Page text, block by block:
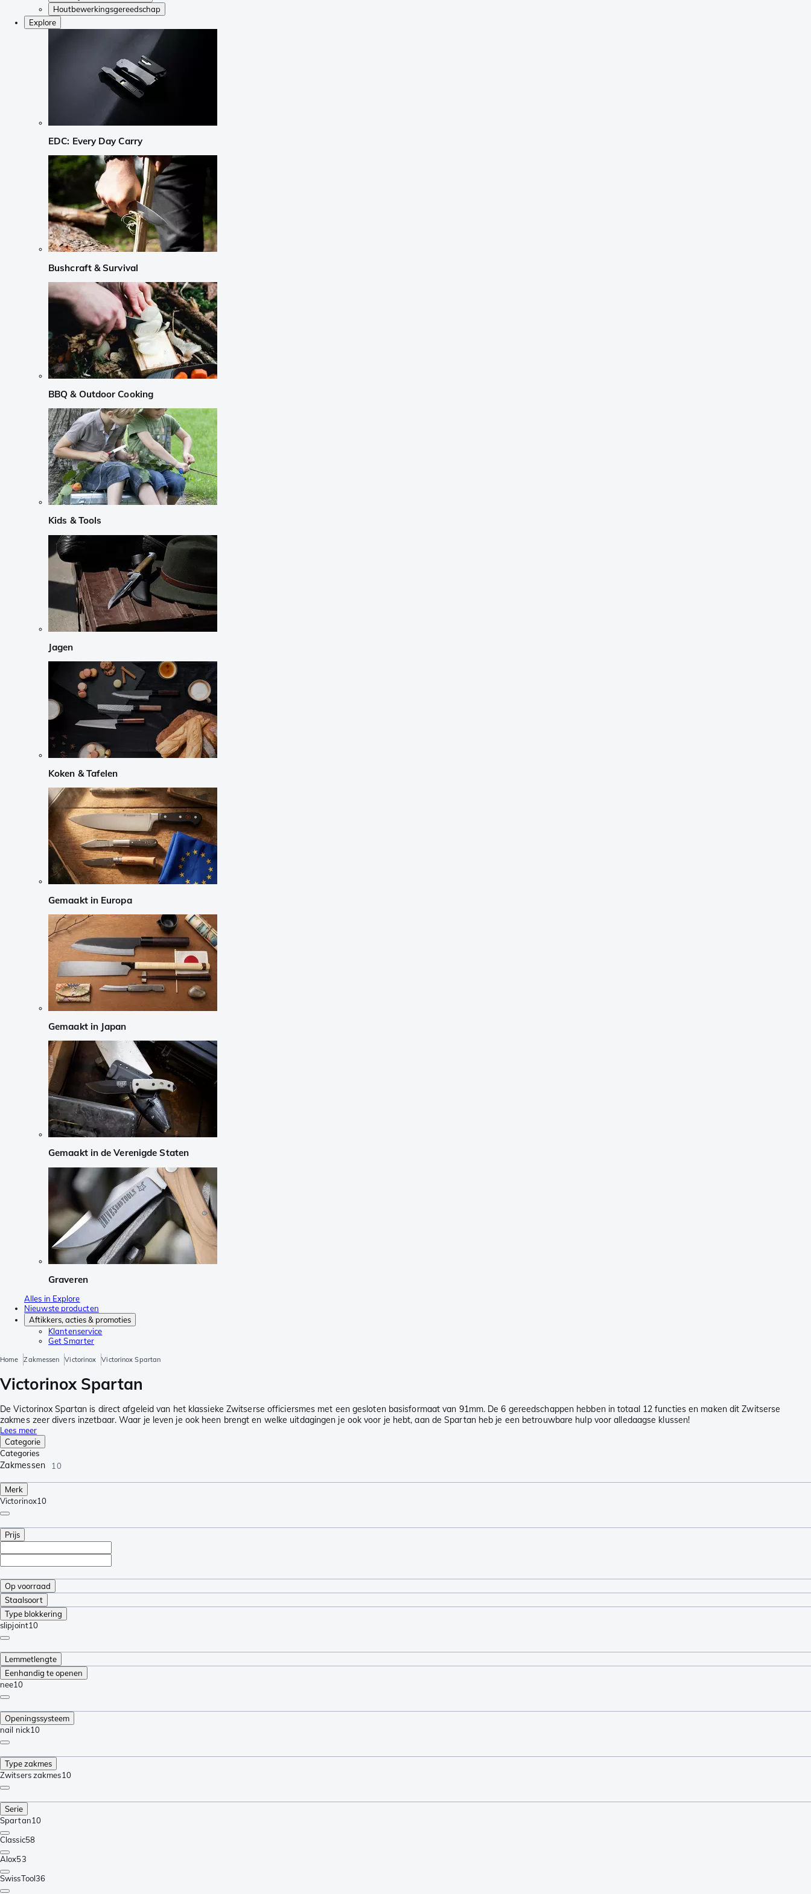
Houtbewerkingsgereedschap
Explore
EDC: Every Day Carry
Bushcraft & Survival
BBQ & Outdoor Cooking
Kids & Tools
Jagen
Koken & Tafelen
Gemaakt in Europa
Gemaakt in Japan
Gemaakt in de Verenigde Staten
Graveren
Alles in Explore
Nieuwste producten
Aftikkers, acties & promoties
Klantenservice
Get Smarter
Home Zakmessen Victorinox Victorinox Spartan
Victorinox Spartan
De Victorinox Spartan is direct afgeleid van het klassieke Zwitserse officiersmes met een gesloten basisformaat van 91mm. De 6 gereedschappen hebben in totaal 12 functies en maken dit Zwitserse
zakmes zeer divers inzetbaar. Waar je leven je ook heen brengt en welke uitdagingen je ook voor je hebt, aan de Spartan heb je een betrouwbare hulp voor alledaagse klussen!
Lees meer
Categorie
Categories
Zakmessen 10
Merk
Victorinox10
Prijs
Op voorraad
Staalsoort
Type blokkering
slipjoint10
Lemmetlengte
Eenhandig te openen
nee10
Openingssysteem
nail nick10
Type zakmes
Zwitsers zakmes10
Serie
Spartan10
Classic58
Alox53
SwissTool36